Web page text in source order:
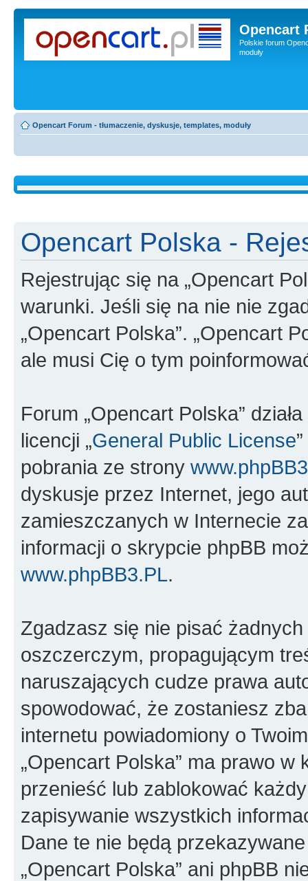
Opencart
Polskie forum
moduły
Opencart Forum - tłumaczenie, dyskusje, templates, moduły
Opencart Polska -
Rejestrując się na „Opencart
warunki. Jeśli się na nie nie
„Opencart Polska”. „Opencart
ale musi Cię o tym
Forum „Opencart Polska”
licencji „General Public License
pobrania ze strony
dyskusje przez Internet, jego
zamieszczanych w Internecie
informacji o skrypcie phpBB
www.phpBB3.PL.
Zgadzasz się nie pisać
oszczerczym, propagującym
naruszających cudze prawa
spowodować, że zostaniesz
internetu powiadomiony o
„Opencart Polska” ma prawo
przenieść lub zablokować
zapisywanie wszystkich
Dane te nie będą
„Opencart Polska” ani phpBB